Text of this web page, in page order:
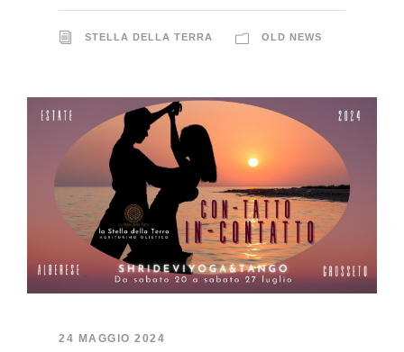
STELLA DELLA TERRA OLD NEWS
24 MAGGIO 2024